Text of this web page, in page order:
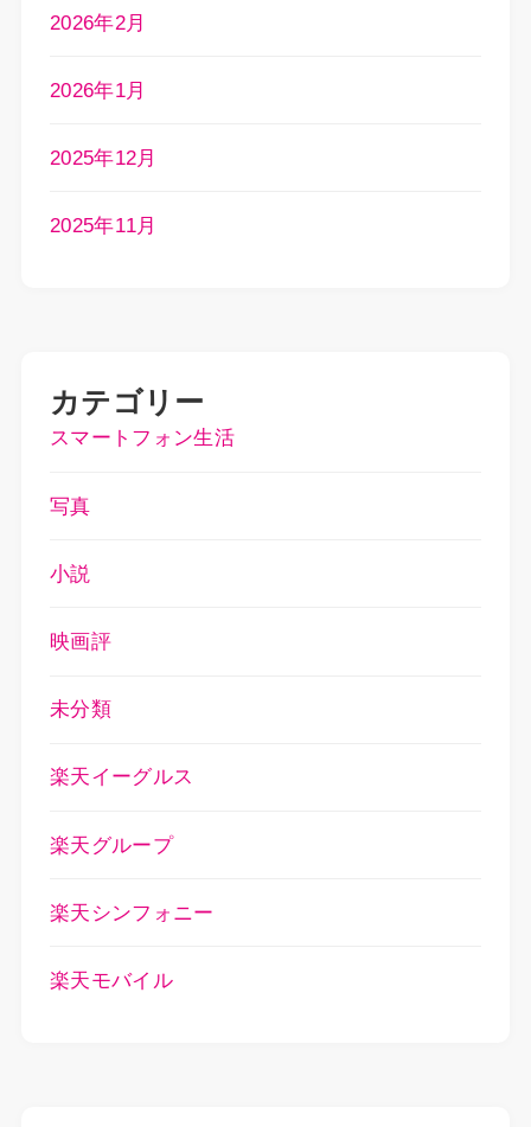
2026年2月
2026年1月
2025年12月
2025年11月
カテゴリー
スマートフォン生活
写真
小説
映画評
未分類
楽天イーグルス
楽天グループ
楽天シンフォニー
楽天モバイル